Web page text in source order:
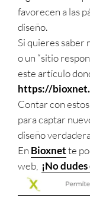
favorecen a las
diseño.
Si quieres saber
o un “sitio
este artículo
https://
Contar con
para captar
diseño
En Bioxnette
web, ¡No